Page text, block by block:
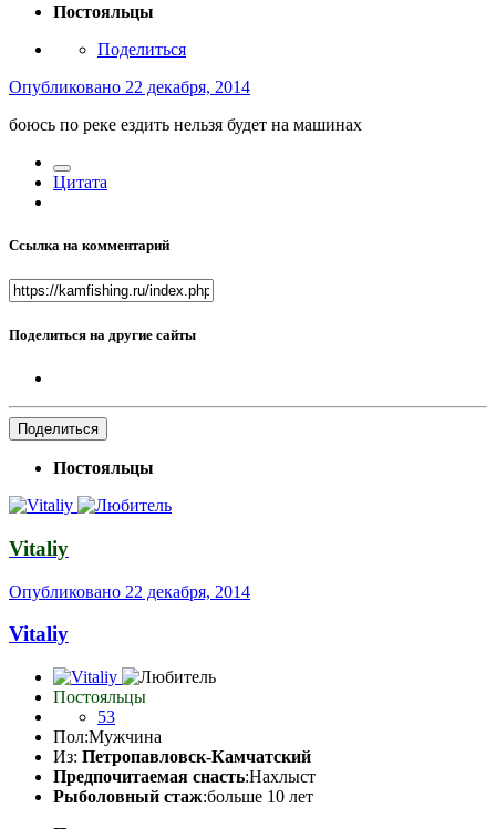
Постояльцы
Поделиться
Опубликовано 22 декабря, 2014
боюсь по реке ездить нельзя будет на машинах
Цитата
Ссылка на комментарий
Поделиться на другие сайты
Поделиться
Постояльцы
Vitaliy
Опубликовано 22 декабря, 2014
Vitaliy
Постояльцы
53
Пол:Мужчина
Из: Петропавловск-Камчатский
Предпочитаемая снасть:Нахлыст
Рыболовный стаж:больше 10 лет